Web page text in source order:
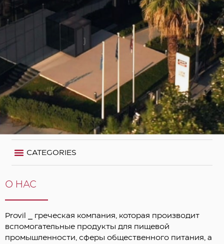
CATEGORIES
О НAC
Provil
греческая компания, которая производит
вспомогательные продукты для пищевой
промышленности, сферы общественного питания, а